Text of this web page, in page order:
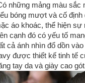
những mảng màu sắc
bóng mượt và cố
áo khoác, thể hiện
cạnh đó có yếu tố
cả ánh nhìn đổ dồn
được thiết kế tinh tế
tay da và giày cao